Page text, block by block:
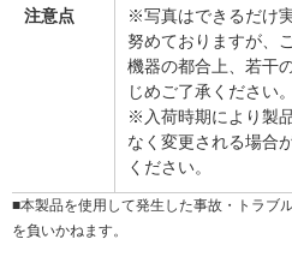
注意点
※写真はできるだけ
努めておりますが、
機器の都合上、若干
じめご了承ください。
※入荷時期により製
なく変更される場合
ください。
■本製品を使用して発生した事故・トラブ
を負いかねます。